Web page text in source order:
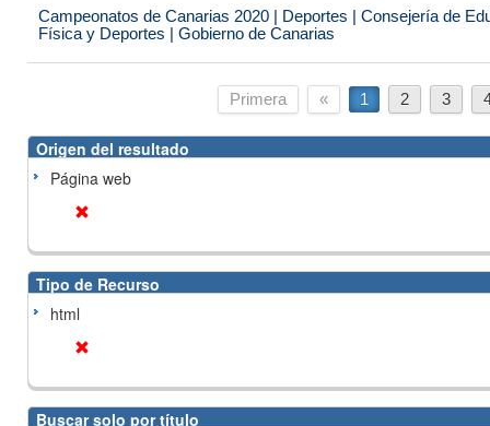
Campeonatos de Canarias 2020 | Deportes | Consejería de
Física y Deportes | Gobierno de Canarias
Primera « 1 2 3
Origen del resultado
Página web
Tipo de Recurso
html
Buscar solo por título